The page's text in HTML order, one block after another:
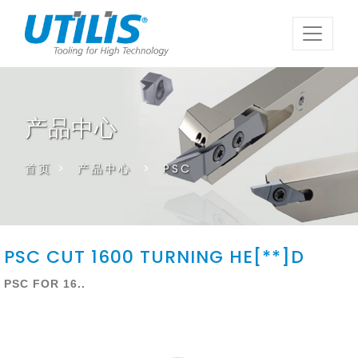
产品中心
首页 > 产品中心 > PSC
PSC CUT 1600 TURNING HE[**]D
PSC FOR 16..